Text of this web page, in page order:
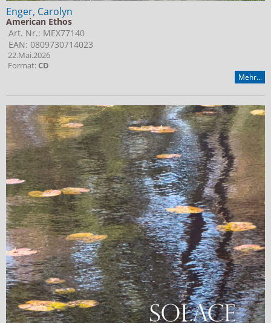
Enger, Carolyn
American Ethos
Art. Nr.: MEX77140
EAN: 0809730714023
22.Mai.2026
Format:CD
Mehr...